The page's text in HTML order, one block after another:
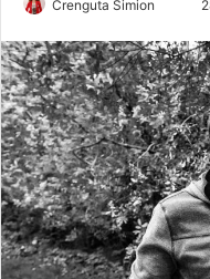
Crenguta Simion
n
d
a
n
e
m
a
i